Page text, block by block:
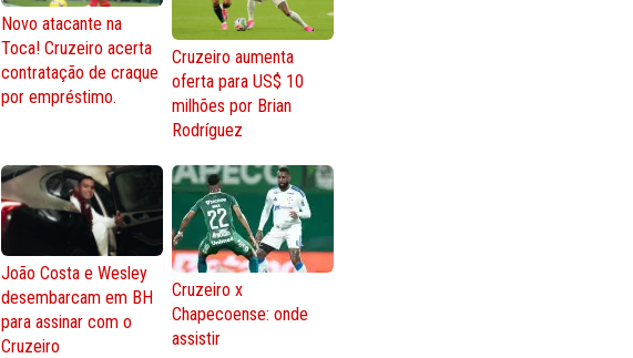
Novo atacante na
Toca! Cruzeiro acerta
contratação de craque
por empréstimo.
Cruzeiro aumenta
oferta para US$ 10
milhões por Brian
Rodríguez
João Costa e Wesley
desembarcam em BH
para assinar com o
Cruzeiro
Cruzeiro x
Chapecoense: onde
assistir